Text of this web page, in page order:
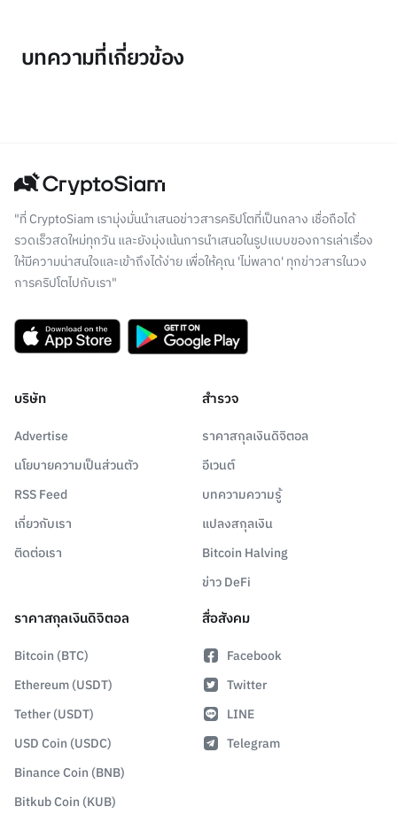
บทความที่เกี่ยวข้อง
"ที่ CryptoSiam เรามุ่งมั่นนำเสนอข่าวสารคริปโตที่เป็นกลาง เชื่อถือได้
รวดเร็วสดใหม่ทุกวัน และยังมุ่งเน้นการนำเสนอในรูปแบบของการเล่าเรื่อง
ให้มีความน่าสนใจและเข้าถึงได้ง่าย เพื่อให้คุณ 'ไม่พลาด' ทุกข่าวสารในวง
การคริปโตไปกับเรา"
บริษัท
Advertise
นโยบายความเป็นส่วนตัว
RSS Feed
เกี่ยวกับเรา
ติดต่อเรา
สำรวจ
ราคาสกุลเงินดิจิตอล
อีเวนต์
บทความความรู้
แปลงสกุลเงิน
Bitcoin Halving
ข่าว DeFi
ราคาสกุลเงินดิจิตอล
Bitcoin (BTC)
Ethereum (USDT)
Tether (USDT)
USD Coin (USDC)
Binance Coin (BNB)
Bitkub Coin (KUB)
สื่อสังคม
Facebook
Twitter
LINE
Telegram